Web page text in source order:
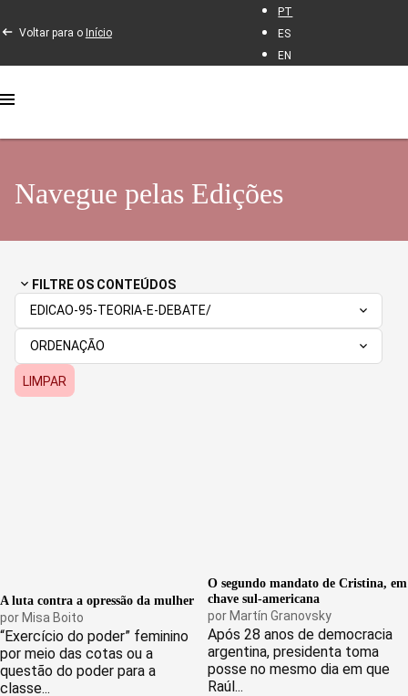
Voltar para o Início
PT
ES
EN
Navegue pelas Edições
FILTRE OS CONTEÚDOS
EDICAO-95-TEORIA-E-DEBATE/
ORDENAÇÃO
LIMPAR
A luta contra a opressão da mulher
por Misa Boito
“Exercício do poder” feminino
por meio das cotas ou a
questão do poder para a
classe...
O segundo mandato de Cristina, em
chave sul-americana
por Martín Granovsky
Após 28 anos de democracia
argentina, presidenta toma
posse no mesmo dia em que
Raúl...